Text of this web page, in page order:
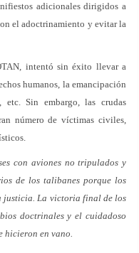
adicionales dirigidos a
el adoctrinamiento y evitar la
intentó sin éxito llevar a
humanos, la emancipación
Sin embargo, las crudas
número de víctimas civiles,
con aviones no tripulados y
de los talibanes porque los
justicia. La victoria final de los
doctrinales y el cuidadoso
hicieron en vano.